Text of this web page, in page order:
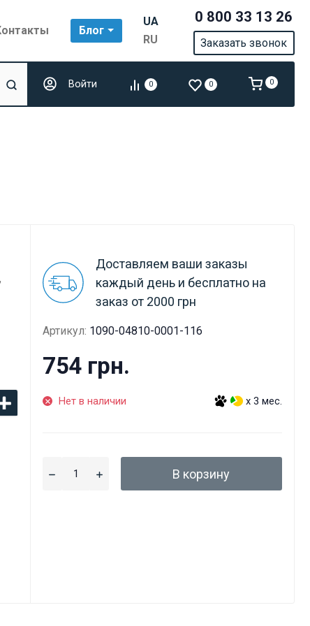
Блог
UA
RU
0 800 33 13 26
Заказать звонок
Войти 0 0 0
Доставляем ваши заказы
каждый день и бесплатно на
заказ от 2000 грн
Артикул: 1090-04810-0001-116
754 грн.
Нет в наличии x 3 мес.
В корзину